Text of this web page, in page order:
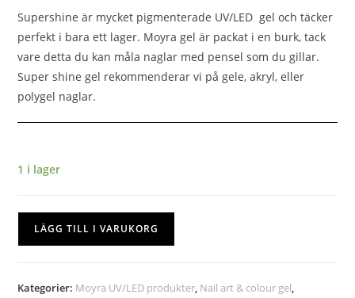
Supershine är mycket pigmenterade UV/LED gel och täcker
perfekt i bara ett lager. Moyra gel är packat i en burk, tack
vare detta du kan måla naglar med pensel som du gillar.
Super shine gel rekommenderar vi på gele, akryl, eller
polygel naglar.
1 i lager
LÄGG TILL I VARUKORG
Kategorier: Moyra UV/LED produkter, Nail art & colour gel,